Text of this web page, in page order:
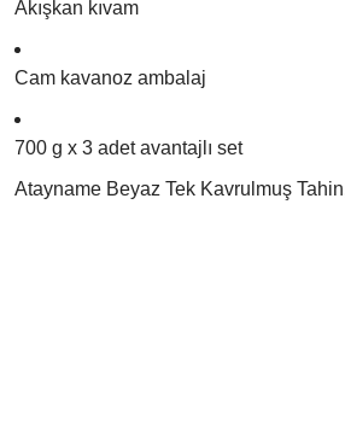
Akışkan kıvam
Cam kavanoz ambalaj
700 g x 3 adet avantajlı set
Atayname Beyaz Tek Kavrulmuş